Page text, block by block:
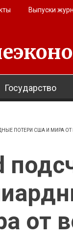
Выпуски
Государство
ПОТЕРИ США И МИРА
от